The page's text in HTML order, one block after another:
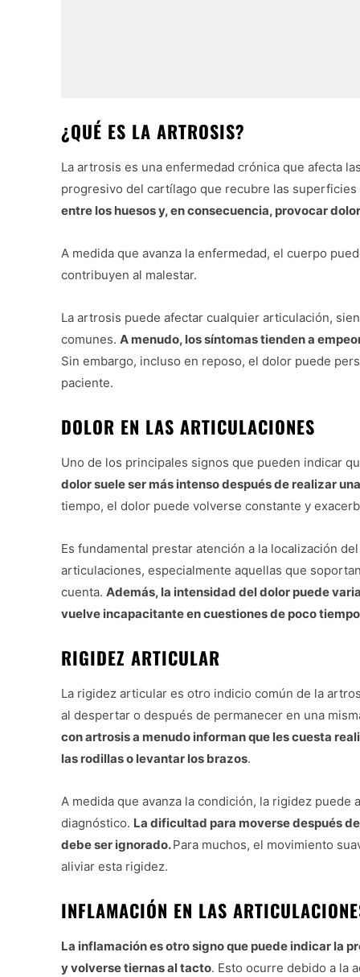
¿QUÉ ES LA ARTROSIS?
La artrosis es una enfermedad crónica que afecta
progresivo del cartílago que recubre las
entre los huesos y, en consecuencia, provocar
A medida que avanza la enfermedad, el cuerpo
contribuyen al malestar.
La artrosis puede afectar cualquier articulación,
comunes. A menudo, los síntomas tienden a
Sin embargo, incluso en reposo, el dolor puede
paciente.
DOLOR EN LAS ARTICULACIONES
Uno de los principales signos que pueden indicar
dolor suele ser más intenso después de realizar
tiempo, el dolor puede volverse constante y
Es fundamental prestar atención a la localización
articulaciones, especialmente aquellas que
cuenta. Además, la intensidad del dolor puede
vuelve incapacitante en cuestiones de poco tiempo
RIGIDEZ ARTICULAR
La rigidez articular es otro indicio común de la
al despertar o después de permanecer en una
con artrosis a menudo informan que les cuesta
las rodillas o levantar los brazos.
A medida que avanza la condición, la rigidez
diagnóstico. La dificultad para moverse después
debe ser ignorado.Para muchos, el movimiento
aliviar esta rigidez.
INFLAMACIÓN EN LAS
La inflamación es otro signo que puede indicar la
y volverse tiernas al tacto. Esto ocurre debido a la